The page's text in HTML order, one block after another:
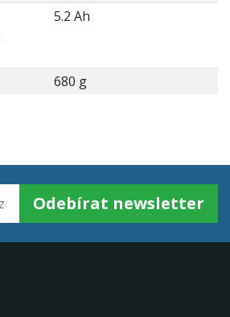
5.2 Ah
680 g
Odebírat newsletter